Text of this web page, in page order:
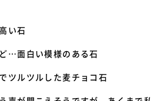
い石
…面白い模様のある石
ルツルした麦チョコ石